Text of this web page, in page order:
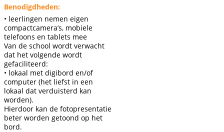
Benodigdheden:
• leerlingen nemen eigen
compactcamera’s, mobiele
telefoons en tablets mee
Van de school wordt verwacht
dat het volgende wordt
gefaciliteerd:
• lokaal met digibord en/of
computer (het liefst in een
lokaal dat verduisterd kan
worden).
Hierdoor kan de fotopresentatie
beter worden getoond op het
bord.